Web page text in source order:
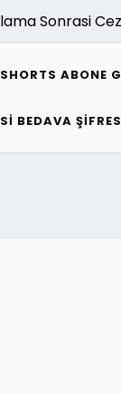
Ceza
SHORTS ABONE
BEDAVA